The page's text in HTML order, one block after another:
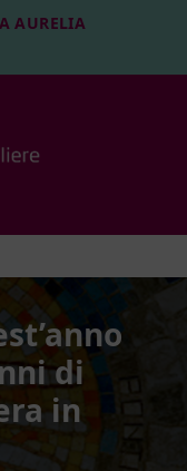
AURELIA
di
in